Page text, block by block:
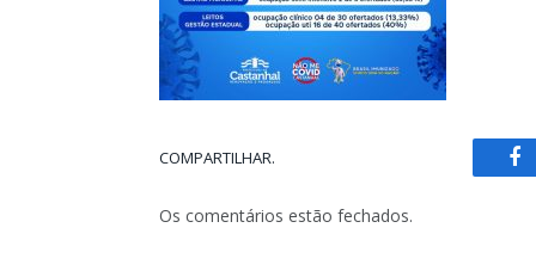
COMPARTILHAR.
Os comentários estão fechados.